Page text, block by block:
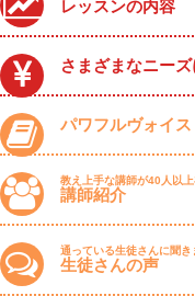
レッスンの内容
さまざまなニー
パワフルヴォイ
教え上手な講師が40人以
講師紹介
通っている生徒さんに聞き
生徒さんの声